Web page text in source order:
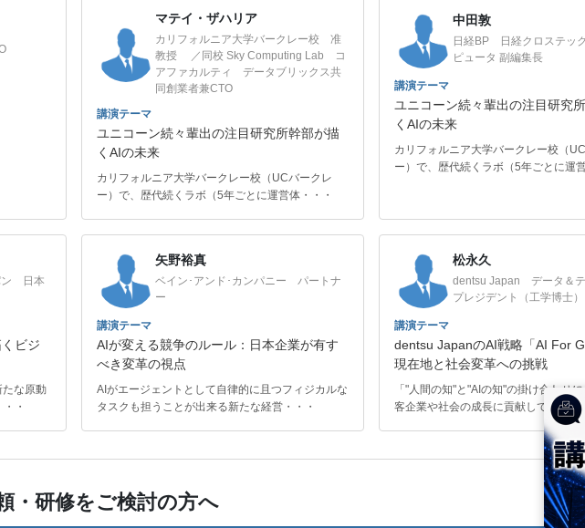
マテイ・ザハリア
カリフォルニア大学バークレー校 准
教授 ／同校 Sky Computing Lab コ
アファカルティ データブリックス共
同創業者兼CTO
講演テーマ
ユニコーン続々輩出の注目研究所幹部が描
くAIの未来
カリフォルニア大学バークレー校（UCバークレ
ー）で、歴代続くラボ（5年ごとに運営体・・・
中田敦
日経BP 日経クロステッ
ピュータ 副編集長
講演テーマ
ユニコーン続々輩出の注目研究
くAIの未来
カリフォルニア大学バークレー校（
ー）で、歴代続くラボ（5年ごとに運
ン 日本
ビジ
な原動
・
矢野裕真
ベイン･アンド･カンパニー パートナ
ー
講演テーマ
AIが変える競争のルール：日本企業が有す
べき変革の視点
AIがエージェントとして自律的に且つフィジカルな
タスクも担うことが出来る新たな経営・・・
松永久
dentsu Japan データ＆
プレジデント（工学博士）
講演テーマ
dentsu JapanのAI戦略「AI For
現在地と社会変革への挑戦
「"人間の知"と"AIの知"の掛け合わせ
客企業や社会の成長に貢献していく」
・研修をご検討の方へ